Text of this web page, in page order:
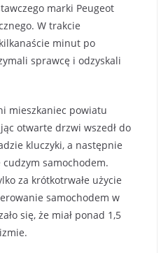
marki Peugeot
W trakcie
minut po
sprawcę i odzyskali
mieszkaniec powiatu
otwarte drzwi wszedł do
kluczyki, a następnie
samochodem.
za krótkotrwałe użycie
samochodem w
się, że miał ponad 1,5